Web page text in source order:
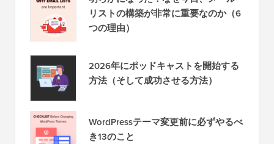
リストの構築が非常に重要なのか（6
つの理由）
2026年にポッドキャストを開始する
方法（そして成功させる方法）
WordPressテーマ変更前に必ずやるべ
き13のこと